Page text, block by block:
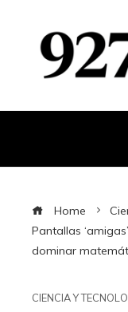
Home
Pantallas
dominar
CIENCIA Y